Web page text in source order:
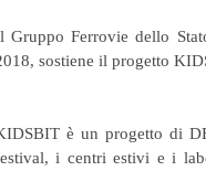
Gruppo Ferrovie dello
sostiene il progetto
è un progetto di
i centri estivi e i